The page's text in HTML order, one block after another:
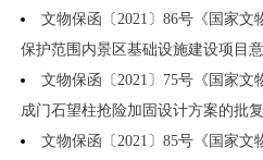
文物保函〔2021〕86号《国家文
保护范围内景区基础设施建设项目意
文物保函〔2021〕75号《国家文
成门石望柱抢险加固设计方案的批复
文物保函〔2021〕85号《国家文